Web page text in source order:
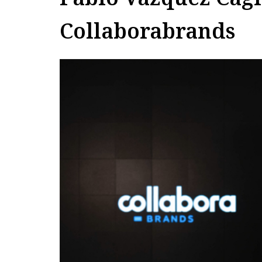
Collaborabrands